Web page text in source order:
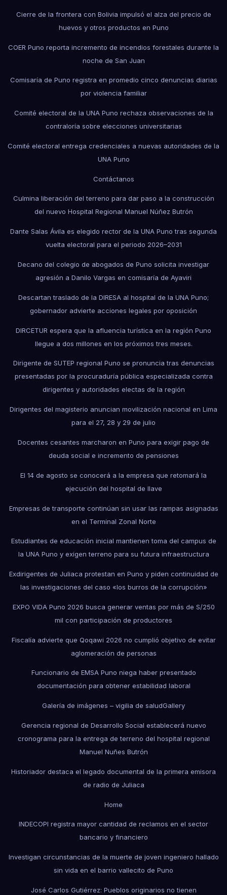
Cierre de la frontera con Bolivia impulsó el alza del precio de
huevos y otros productos en Puno
COER Puno reporta incremento de incendios forestales durante la
noche de San Juan
Comisaría de Puno registra en promedio cinco denuncias diarias
por violencia familiar
Comité electoral de la UNA Puno rechaza observaciones de la
contraloría sobre elecciones universitarias
Comité electoral entrega credenciales a nuevas autoridades de la
UNA Puno
Contáctanos
Culmina liberación del terreno para dar paso a la construcción
del nuevo Hospital Regional Manuel Núñez Butrón
Dante Salas Ávila es elegido rector de la UNA Puno tras segunda
vuelta electoral para el periodo 2026–2031
Decano del colegio de abogados de Puno solicita investigar
agresión a Danilo Vargas en comisaría de Ayaviri
Descartan traslado de la DIRESA al hospital de la UNA Puno;
gobernador advierte acciones legales por oposición
DIRCETUR espera que la afluencia turística en la región Puno
llegue a dos millones en los próximos tres meses.
Dirigente de SUTEP regional Puno se pronuncia tras denuncias
presentadas por la procuraduría pública especializada contra
dirigentes y autoridades electas de la región
Dirigentes del magisterio anuncian movilización nacional en Lima
para el 27, 28 y 29 de julio
Docentes cesantes marcharon en Puno para exigir pago de
deuda social e incremento de pensiones
El 14 de agosto se conocerá a la empresa que retomará la
ejecución del hospital de Ilave
Empresas de transporte continúan sin usar las rampas asignadas
en el Terminal Zonal Norte
Estudiantes de educación inicial mantienen toma del campus de
la UNA Puno y exigen terreno para su futura infraestructura
Exdirigentes de Juliaca protestan en Puno y piden continuidad de
las investigaciones del caso «los burros de la corrupción»
EXPO VIDA Puno 2026 busca generar ventas por más de S/250
mil con participación de productores
Fiscalía advierte que Qoqawi 2026 no cumplió objetivo de evitar
aglomeración de personas
Funcionario de EMSA Puno niega haber presentado
documentación para obtener estabilidad laboral
Galería de imágenes – vigilia de saludGallery
Gerencia regional de Desarrollo Social establecerá nuevo
cronograma para la entrega de terreno del hospital regional
Manuel Nuñes Butrón
Historiador destaca el legado documental de la primera emisora
de radio de Juliaca
Home
INDECOPI registra mayor cantidad de reclamos en el sector
bancario y financiero
Investigan circunstancias de la muerte de joven ingeniero hallado
sin vida en el barrio vallecito de Puno
José Carlos Gutiérrez: Pueblos originarios no tienen